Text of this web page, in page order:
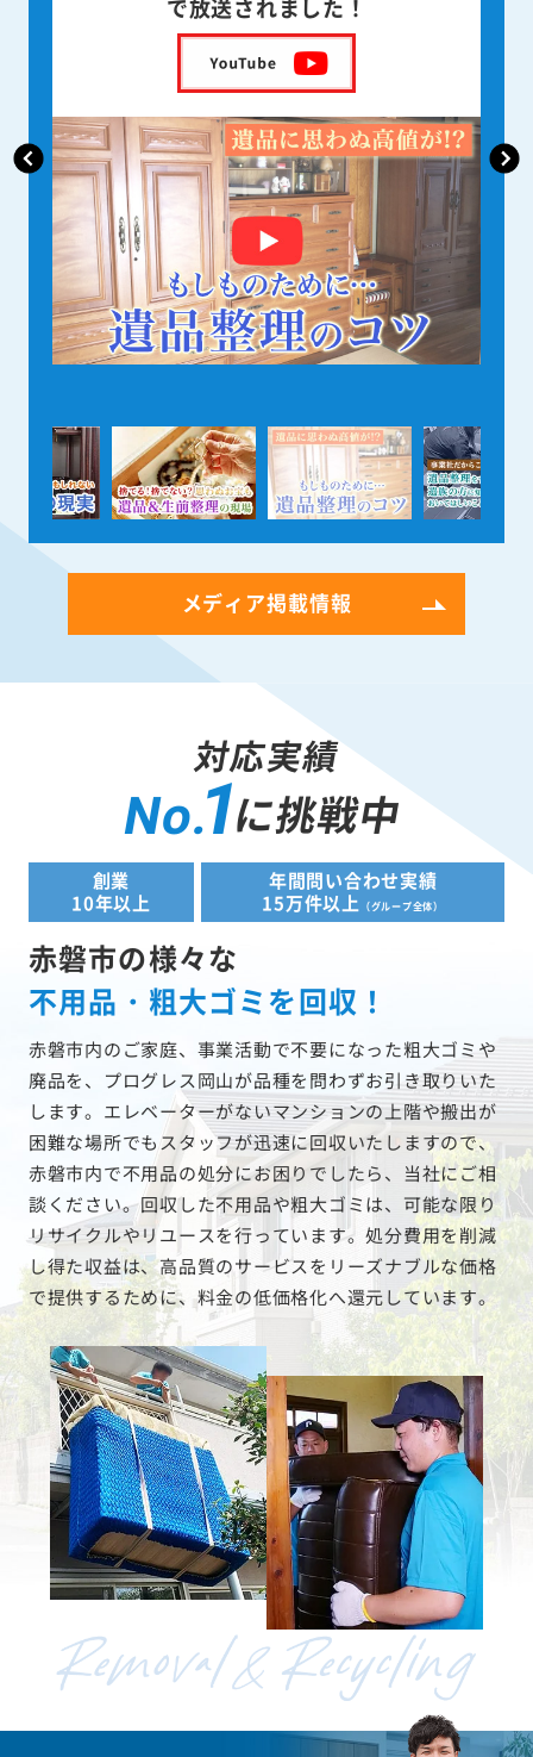
を出版しました！
メディア掲載情報
対応実績
No.1に挑戦中
創業
10年以上
年間問い合わせ実績
15万件以上
（グループ全体）
赤磐市の様々な
不用品・粗大ゴミを回収！
赤磐市内のご家庭、事業活動で不要になった粗大ゴミや
廃品を、プログレス岡山が品種を問わずお引き取りいた
します。エレベーターがないマンションの上階や搬出が
困難な場所でもスタッフが迅速に回収いたしますので、
赤磐市内で不用品の処分にお困りでしたら、当社にご相
談ください。回収した不用品や粗大ゴミは、可能な限り
リサイクルやリユースを行っています。処分費用を削減
し得た収益は、高品質のサービスをリーズナブルな価格
で提供するために、料金の低価格化へ還元しています。